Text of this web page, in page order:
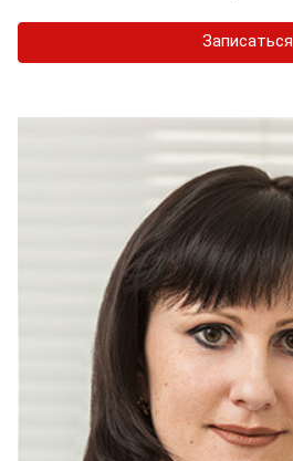
Записаться